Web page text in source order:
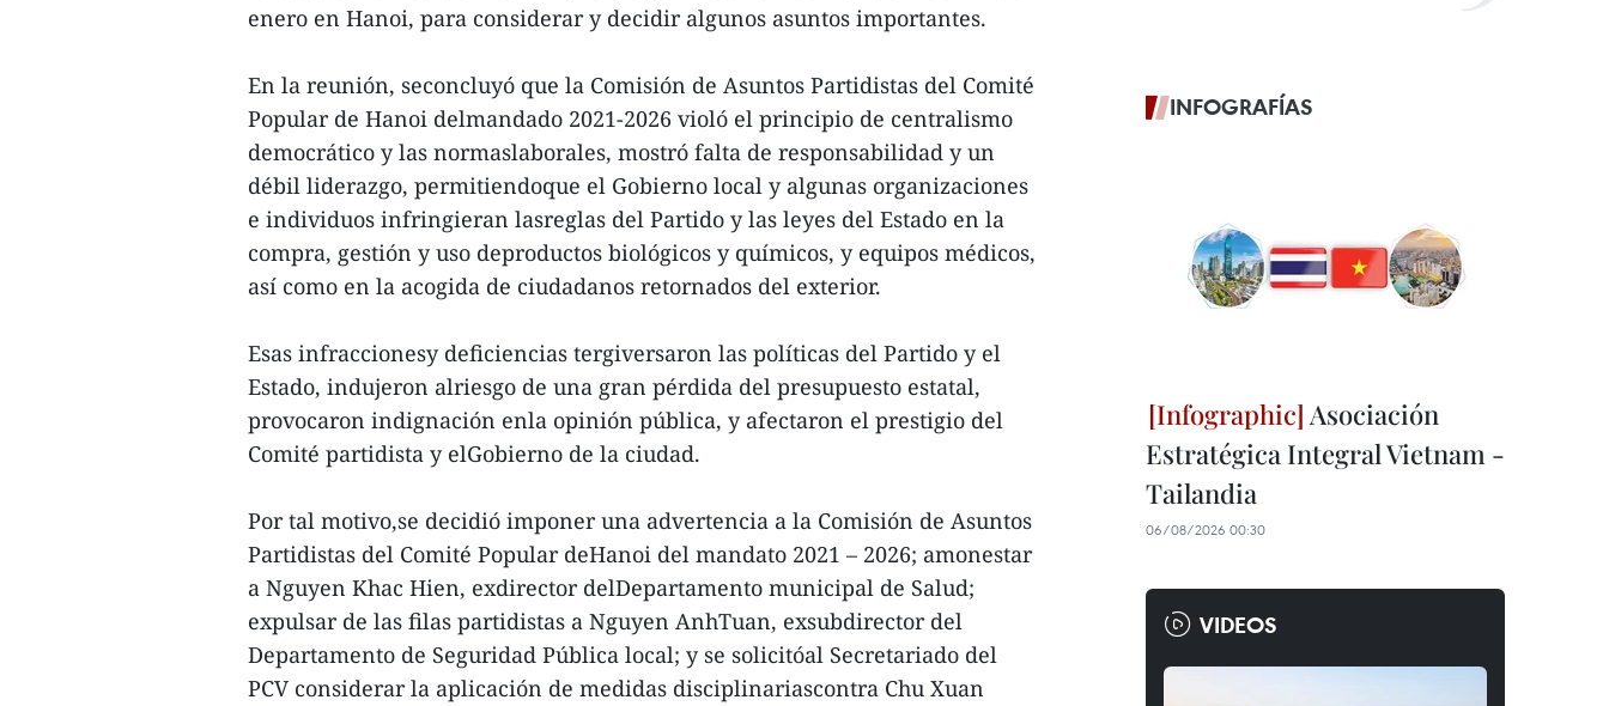
enero en Hanoi, para considerar y decidir algunos asuntos importantes.
En la reunión, seconcluyó que la Comisión de Asuntos Partidistas del Comité
Popular de Hanoi delmandado 2021-2026 violó el principio de centralismo
democrático y las normaslaborales, mostró falta de responsabilidad y un
débil liderazgo, permitiendoque el Gobierno local y algunas organizaciones
e individuos infringieran lasreglas del Partido y las leyes del Estado en la
compra, gestión y uso deproductos biológicos y químicos, y equipos médicos,
así como en la acogida de ciudadanos retornados del exterior.
Esas infraccionesy deficiencias tergiversaron las políticas del Partido y el
Estado, indujeron alriesgo de una gran pérdida del presupuesto estatal,
provocaron indignación enla opinión pública, y afectaron el prestigio del
Comité partidista y elGobierno de la ciudad.
Por tal motivo,se decidió imponer una advertencia a la Comisión de Asuntos
Partidistas del Comité Popular deHanoi del mandato 2021 – 2026; amonestar
a Nguyen Khac Hien, exdirector delDepartamento municipal de Salud;
expulsar de las filas partidistas a Nguyen AnhTuan, exsubdirector del
Departamento de Seguridad Pública local; y se solicitóal Secretariado del
PCV considerar la aplicación de medidas disciplinariascontra Chu Xuan
INFOGRAFÍAS
Asociación
Estratégica Integral Vietnam -
Tailandia
06/08/2026 00:30
VIDEOS